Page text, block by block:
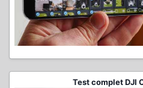
Test complet DJI